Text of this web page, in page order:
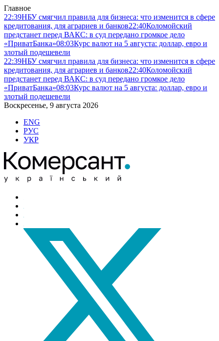
Главное
22:39НБУ смягчил правила для бизнеса: что изменится в сфере
кредитования, для аграриев и банков22:40Коломойский
предстанет перед ВАКС: в суд передано громкое дело
«ПриватБанка»08:03Курс валют на 5 августа: доллар, евро и
злотый подешевели
22:39НБУ смягчил правила для бизнеса: что изменится в сфере
кредитования, для аграриев и банков22:40Коломойский
предстанет перед ВАКС: в суд передано громкое дело
«ПриватБанка»08:03Курс валют на 5 августа: доллар, евро и
злотый подешевели
Воскресенье, 9 августа 2026
ENG
РУС
УКР